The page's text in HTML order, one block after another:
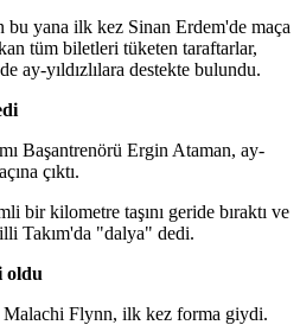
yana ilk kez Sinan Erdem'de maça
tüm biletleri tüketen taraftarlar,
ay-yıldızlılara destekte bulundu.
Başantrenörü Ergin Ataman, ay-
çıktı.
bir kilometre taşını geride bıraktı ve
Takım'da "dalya" dedi.
oldu
Malachi Flynn, ilk kez forma giydi.